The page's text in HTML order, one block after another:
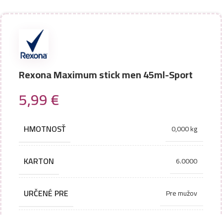
Rexona Maximum stick men 45ml-Sport
5,99€
HMOTNOSŤ 0,000 kg
KARTON 6.0000
URČENÉ PRE Pre mužov